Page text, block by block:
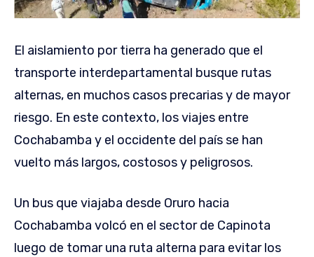
El aislamiento por tierra ha generado que el
transporte interdepartamental busque rutas
alternas, en muchos casos precarias y de mayor
riesgo. En este contexto, los viajes entre
Cochabamba y el occidente del país se han
vuelto más largos, costosos y peligrosos.
Un bus que viajaba desde Oruro hacia
Cochabamba volcó en el sector de Capinota
luego de tomar una ruta alterna para evitar los